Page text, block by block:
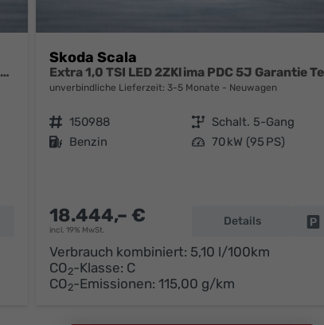
Essence 1,0 TSI LED Klimaanlage PDC 5J Garantie Spurhalteassistent Bluetooth
Fahrzeug parken
Skoda Scala
unverbindliche Lieferzeit: 3-5 Monate Neuwagen
Fahrzeugnr. 150988 Getriebe Schalt. 5-Gang
Kraftstoff Benzin Leistung 70 kW (95 PS)
18.444,– €
incl. 19% MwSt.
Details
Verbrauch kombiniert: 5,10 l/100km
CO2-Klasse: C
CO2-Emissionen: 115,00 g/km